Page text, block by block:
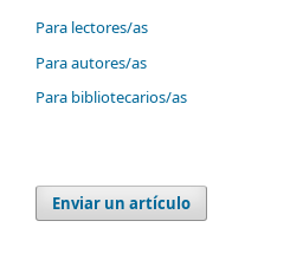
Para lectores/as
Para autores/as
Para bibliotecarios/as
Enviar un artículo